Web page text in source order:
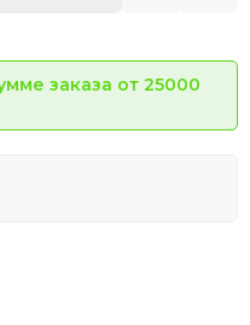
заказа от 25000